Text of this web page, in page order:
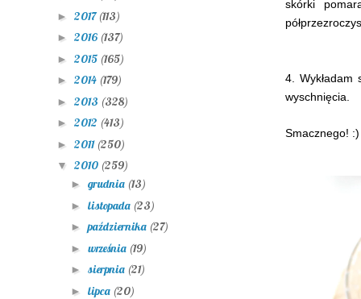
skórki
4.
wyschnięcia.
Smacznego! :)
► 2017(113)
► 2016 (137)
► 2015 (165)
► 2014 (179)
► 2013 (328)
► 2012 (413)
► 2011 (250)
▼ 2010 (259)
► grudnia (13)
► listopada (23)
►października (27)
► września (19)
► sierpnia (21)
► lipca (20)